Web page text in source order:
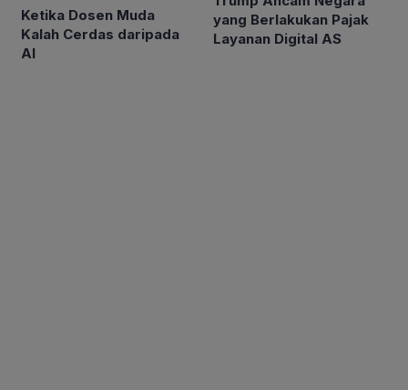
Ketika Dosen Muda
Kalah Cerdas daripada
AI
yang Berlakukan Pajak
Layanan Digital AS